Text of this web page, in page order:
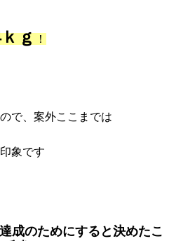
ｇ ！
で、案外ここまでは
象です
成のためにすると決めたこ